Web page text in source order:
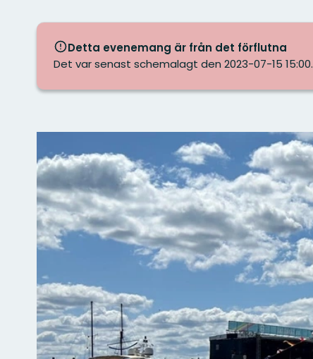
Detta evenemang är från det förflutna
Det var senast schemalagt den 2023-07-15 15:00.